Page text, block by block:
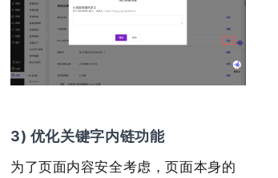
3) 优化关键字内链功能
为了页面内容安全考虑，页面本身的